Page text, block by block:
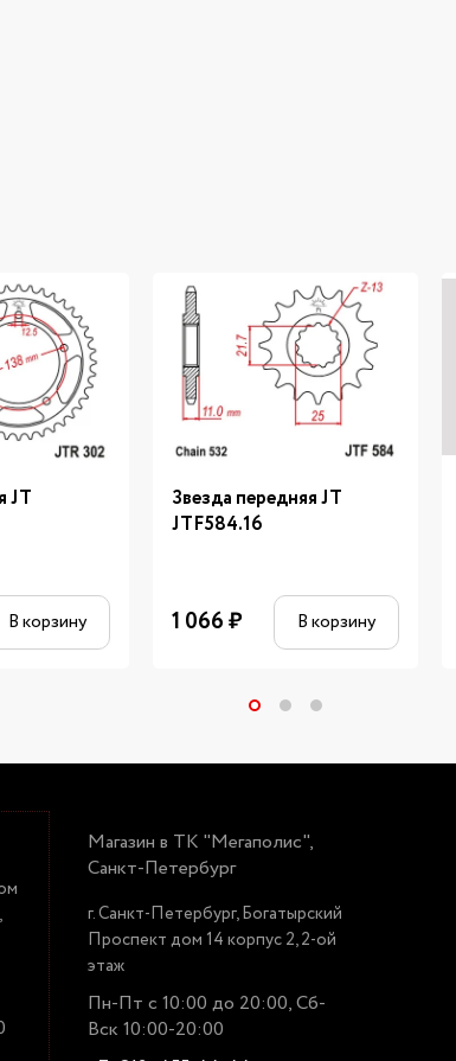
JT
В корзину
Звезда передняя JT
JTF584.16
1 066₽ В корзину
Магазин в ТК "Мегаполис",
Санкт-Петербург
г. Санкт-Петербург, Богатырский
Проспект дом 14 корпус 2, 2-ой
этаж
Пн-Пт с 10:00 до 20:00, Сб-
Вск 10:00-20:00